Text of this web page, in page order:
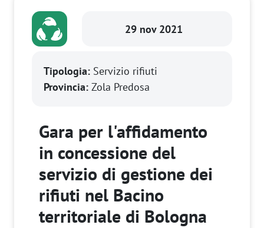
29 nov 2021
Tipologia: Servizio rifiuti
Provincia: Zola Predosa
Gara per l'affidamento
in concessione del
servizio di gestione dei
rifiuti nel Bacino
territoriale di Bologna